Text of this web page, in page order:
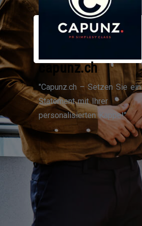
Zum
Inhalt
capunz.ch
"Capunz.ch – Setzen Sie ein
Statement mit Ihrer
personalisierten Kappe!"